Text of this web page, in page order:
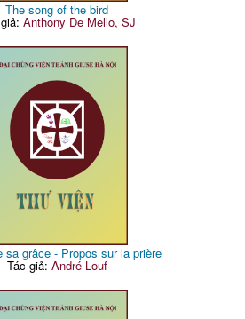
The song of the bird
Anthony De Mello, SJ
sa grâce - Propos sur la prière
Tác giả: André Louf